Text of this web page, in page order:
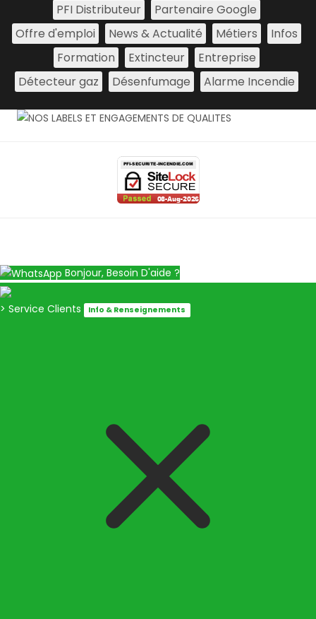
PFI Distributeur
Partenaire Google
Offre d'emploi
News & Actualité Métiers
Infos
Formation
Extincteur
Entreprise
Détecteur gaz
Désenfumage Alarme Incendie
Bonjour, Besoin D'aide ?
> Service Clients Info & Renseignements